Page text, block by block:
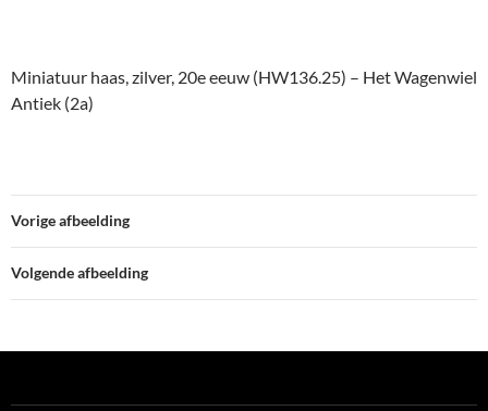
Miniatuur haas, zilver, 20e eeuw (HW136.25) – Het Wagenwiel
Antiek (2a)
Vorige afbeelding
Volgende afbeelding